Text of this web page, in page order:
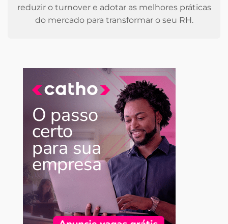
reduzir o turnover e adotar as melhores práticas
do mercado para transformar o seu RH.